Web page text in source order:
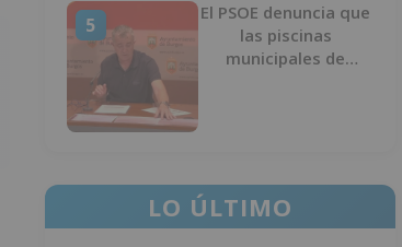
5
El PSOE denuncia que
las piscinas
municipales de
LO ÚLTIMO